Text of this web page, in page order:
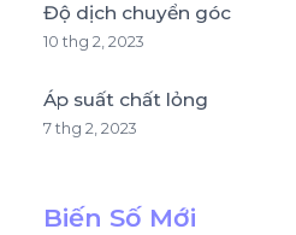
Độ dịch chuyển góc
10 thg 2, 2023
Áp suất chất lỏng
7 thg 2, 2023
Biến Số Mới